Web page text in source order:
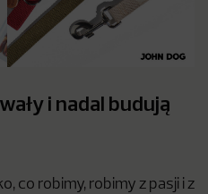
i nadal budują
co robimy, robimy z pasji i z